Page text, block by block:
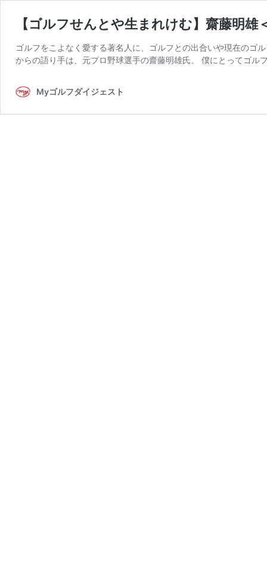
【ゴルフせんとや生まれけむ】齋藤明
ゴルフをこよなく愛する著名人に、ゴルフとの出合いや現在のゴ
からの語り手は、元プロ野球選手の齋藤明雄氏。 僕にとってゴ
Myゴルフダイジェスト